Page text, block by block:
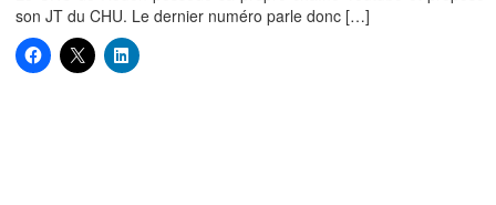
son JT du CHU. Le dernier numéro parle donc […]